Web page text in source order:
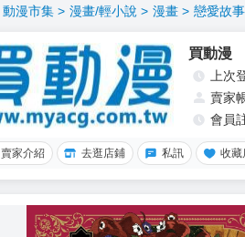
動漫市集 > 漫畫/輕小說 > 漫畫 > 戀愛故事
買動漫
上次
賣家
會員
賣家介紹 去逛店鋪 私訊 收藏